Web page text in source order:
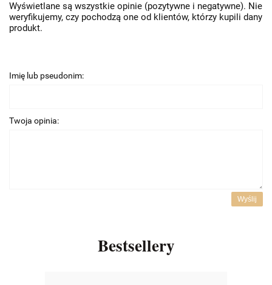
Wyświetlane są wszystkie opinie (pozytywne i negatywne). Nie
weryfikujemy, czy pochodzą one od klientów, którzy kupili dany
produkt.
Imię lub pseudonim:
Twoja opinia:
Wyślij
Bestsellery